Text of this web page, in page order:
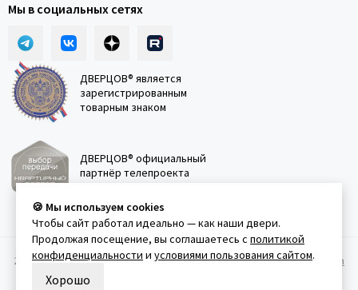
Мы в социальных сетях
ДВЕРЦОВ® является
зарегистрированным
товарным знаком
ДВЕРЦОВ® официальный
партнёр телепроекта
2011-2026 © Дверцов.Карта сайта Публичная оферта Политика
конфеденциальности
🍪 Мы используем cookies
Чтобы сайт работал идеально — как наши двери.
Продолжая посещение, вы соглашаетесь с политикой
конфиденциальности и условиями пользования сайтом.
Хорошо